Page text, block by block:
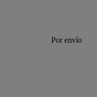
Por envío